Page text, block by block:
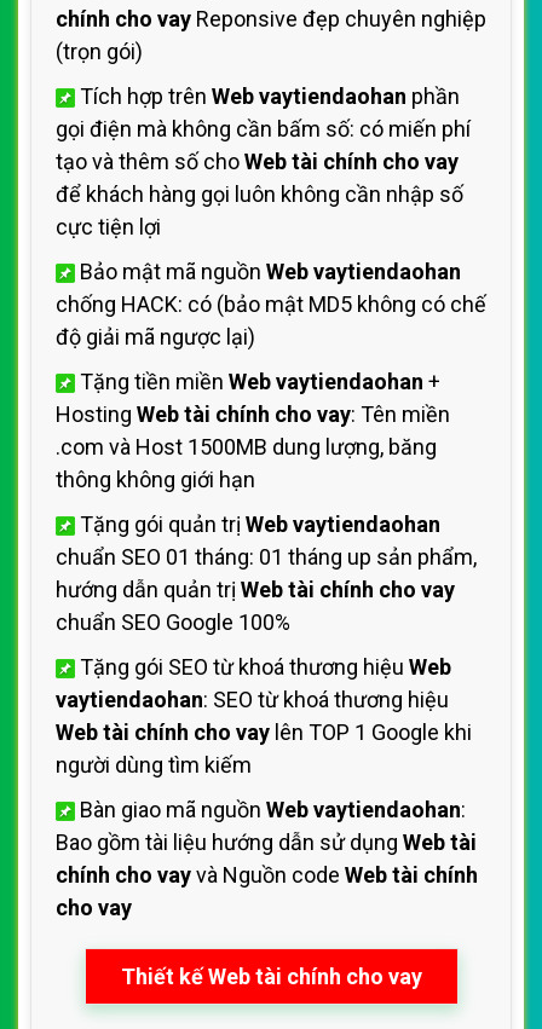
chính cho vay Reponsive đẹp chuyên nghiệp
(trọn gói)
Tích hợp trên Web vaytiendaohan phần
gọi điện mà không cần bấm số: có miến phí
tạo và thêm số choWeb tài chính cho vay
để khách hàng gọi luôn không cần nhập số
cực tiện lợi
Bảo mật mã nguồn Web vaytiendaohan
chống HACK: có (bảo mật MD5 không có chế
độ giải mã ngược lại)
Tặng tiền miền Web vaytiendaohan +
Hosting Web tài chính cho vay: Tên miền
.com và Host 1500MB dung lượng, băng
thông không giới hạn
Tặng gói quản trị Web vaytiendaohan
chuẩn SEO 01 tháng: 01 tháng up sản phẩm,
hướng dẫn quản trị Web tài chính cho vay
chuẩn SEO Google 100%
Tặng gói SEO từ khoá thương hiệu Web
vaytiendaohan: SEO từ khoá thương hiệu
Web tài chính cho vay lên TOP 1 Google khi
người dùng tìm kiếm
Bàn giao mã nguồn Web vaytiendaohan:
Bao gồm tài liệu hướng dẫn sử dụng Web tài
chính cho vayvà Nguồn code Web tài chính
cho vay
Thiết kế Web tài chính cho vay